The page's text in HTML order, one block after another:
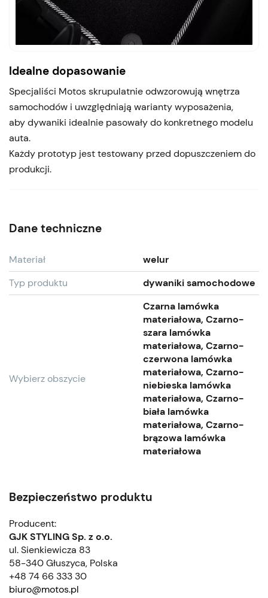
Idealne dopasowanie
Specjaliści Motos skrupulatnie odwzorowują wnętrza
samochodów i uwzględniają warianty wyposażenia,
aby dywaniki idealnie pasowały do konkretnego modelu
auta.
Każdy prototyp jest testowany przed dopuszczeniem do
produkcji.
Dane techniczne
Materiał
welur
Typ produktu
dywaniki samochodowe
Wybierz obszycie
Czarna lamówka
materiałowa, Czarno-
szara lamówka
materiałowa, Czarno-
czerwona lamówka
materiałowa, Czarno-
niebieska lamówka
materiałowa, Czarno-
biała lamówka
materiałowa, Czarno-
brązowa lamówka
materiałowa
Bezpieczeństwo produktu
Producent:
GJK STYLING Sp. z o.o.
ul. Sienkiewicza 83
58-340 Głuszyca, Polska
+48 74 66 333 30
biuro@motos.pl